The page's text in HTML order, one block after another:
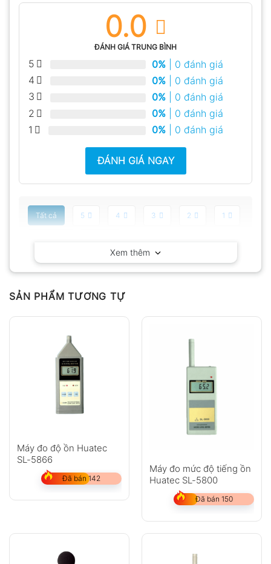
0.0
ĐÁNH GIÁ TRUNG BÌNH
5 0% | 0 đánh giá
4
0% | 0 đánh giá
3
0% | 0 đánh giá
2
0% | 0 đánh giá
1
0% | 0 đánh giá
ĐÁNH GIÁ NGAY
Tất cả 5 4 3 2 1
Chưa có đánh giá nào.
Xem thêm
SẢN PHẨM TƯƠNG TỰ
Máy đo độ ồn Huatec
SL-5866
Đã bán 142
Máy đo mức độ tiếng ồn
Huatec SL-5800
Đã bán 150